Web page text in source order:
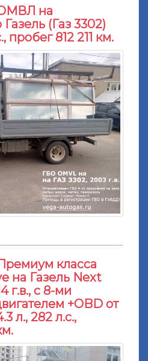
на
(Газ 3302)
пробег 812 211 км.
класса
на Газель Next
г.в., с 8-ми
+OBD от
л., 282 л.с.,